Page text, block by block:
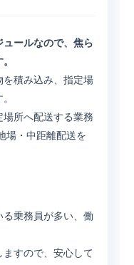
ールなので、焦ら
を積み込み、指定場
場所へ配送する業務
場・中距離配送を
乗務員が多い、働
すので、安心して